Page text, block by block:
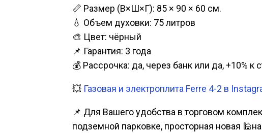
📏 Размер (В×Ш×Г): 85 × 90 × 60 см.
💧 Объем духовки: 75 литров
🎨 Цвет: чёрный
📌 Гарантия: 3 года
💰 Рассрочка: да, через банк или да, +10%
💥 Газовая и электроплита Ferre 4-2 в
📌 Для Вашего удобства в торговом
подземной парковке, просторная новая